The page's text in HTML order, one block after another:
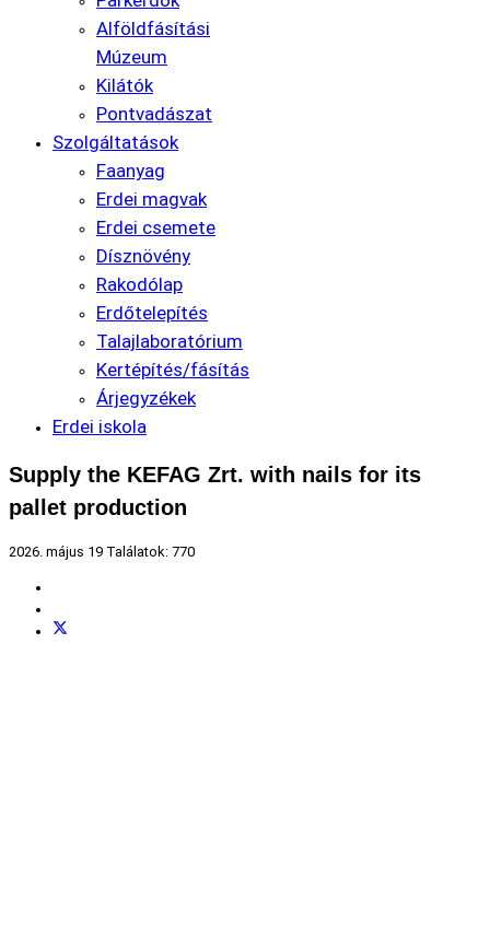
Alföldfásítási
Múzeum
Kilátók
Pontvadászat
Szolgáltatások
Faanyag
Erdei magvak
Erdei csemete
Dísznövény
Rakodólap
Erdőtelepítés
Talajlaboratórium
Kertépítés/fásítás
Árjegyzékek
Erdei iskola
Supply the KEFAG Zrt. with nails for its
pallet production
2026. május 19 Találatok: 770